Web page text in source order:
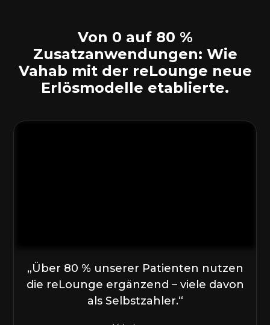
Von 0 auf 80 %
Zusatzanwendungen: Wie
Vahab mit der reLounge neue
Erlösmodelle etablierte.
„Über 80 % unserer Patienten nutzen
die reLounge ergänzend – viele davon
als Selbstzahler.“